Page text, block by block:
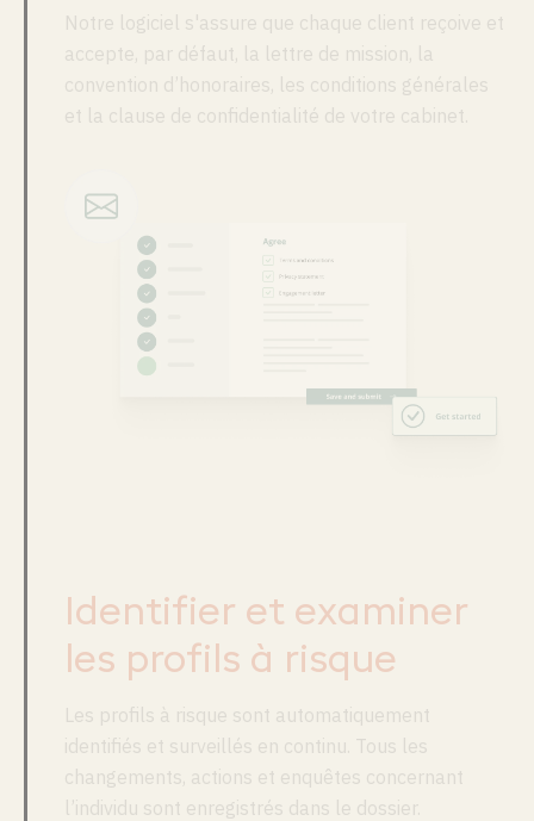
Notre logiciel s'assure que chaque client reçoive et
accepte, par défaut, la lettre de mission, la
convention d’honoraires, les conditions générales
et la clause de confidentialité de votre cabinet.
Identifier et examiner
les profils à risque
Les profils à risque sont automatiquement
identifiés et surveillés en continu. Tous les
changements, actions et enquêtes concernant
l’individu sont enregistrés dans le dossier.